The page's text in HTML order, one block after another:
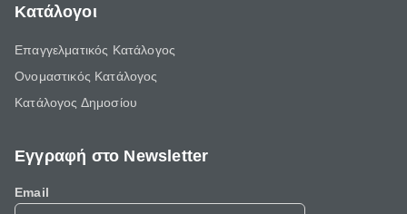
Κατάλογοι
Επαγγελματικός Κατάλογος
Ονομαστικός Κατάλογος
Κατάλογος Δημοσίου
Εγγραφή στο Newsletter
Email